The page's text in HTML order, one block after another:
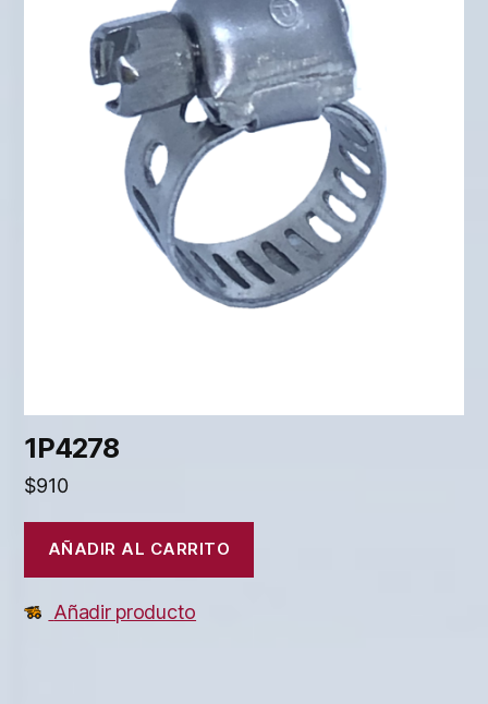
1P4278
$910
AÑADIR AL CARRITO
Añadir producto